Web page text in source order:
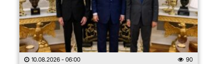
10.08.2026 - 06:00 90